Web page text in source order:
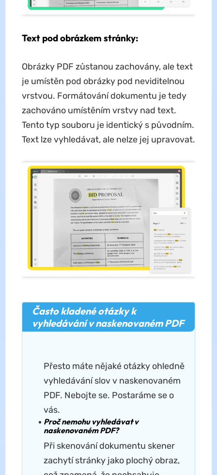
Text pod obrázkem stránky:
Obrázky PDF zůstanou zachovány, ale text
je umístěn pod obrázky pod neviditelnou
vrstvou. Formátování dokumentu je tedy
zachováno umístěním vrstvy nad text.
Tento typ souboru je identický s původním.
Text lze vyhledávat, ale nelze jej upravovat.
Často kladené otázky k
vyhledávání v naskenovaném PDF
Přesto máte nějaké otázky ohledně
vyhledávání slov v naskenovaném
PDF. Nebojte se. Postaráme se o
vás.
Proč nemohu vyhledávat v
naskenovaném PDF?
Při skenování dokumentu skener
zachytí stránky jako plochý obraz,